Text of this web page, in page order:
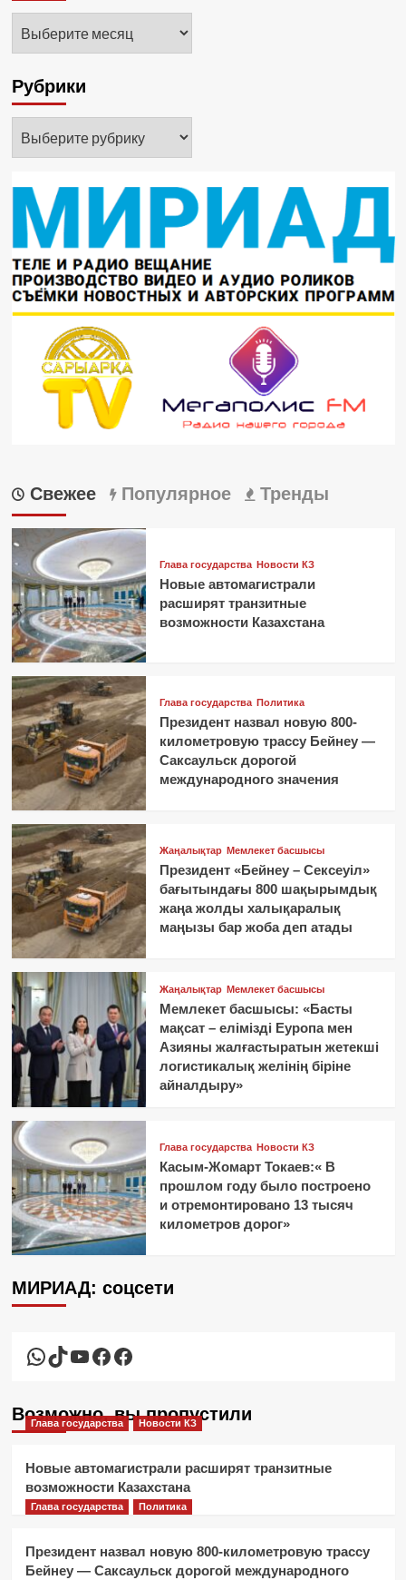
Рубрики
Свежее Популярное Тренды
Глава государства Новости КЗ
Новые автомагистрали
расширят транзитные
возможности Казахстана
Глава государства Политика
Президент назвал новую 800-
километровую трассу Бейнеу —
Саксаульск дорогой
международного значения
Жаңалықтар Мемлекет басшысы
Президент «Бейнеу – Сексеуіл»
бағытындағы 800 шақырымдық
жаңа жолды халықаралық
маңызы бар жоба деп атады
Жаңалықтар Мемлекет басшысы
Мемлекет басшысы: «Басты
мақсат – елімізді Еуропа мен
Азияны жалғастыратын жетекші
логистикалық желінің біріне
айналдыру»
Глава государства Новости КЗ
Касым-Жомарт Токаев:« В
прошлом году было построено
и отремонтировано 13 тысяч
километров дорог»
МИРИАД: соцсети
WhatsApp
TikTok
YouTube
Facebook
Facebook
Возможно, вы пропустили
Глава государства Новости КЗ
Новые автомагистрали расширят транзитные
возможности Казахстана
Глава государства Политика
Президент назвал новую 800-километровую трассу
Бейнеу — Саксаульск дорогой международного